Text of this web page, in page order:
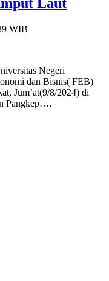
WIB
Negeri
dan Bisnis( FEB)
Jum’at(9/8/2024) di
Pangkep….